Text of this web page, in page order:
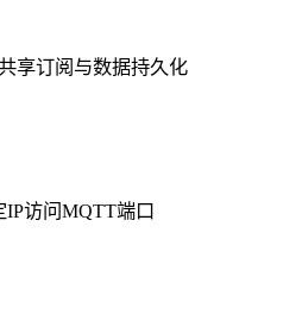
享订阅与数据持久化
访问MQTT端口